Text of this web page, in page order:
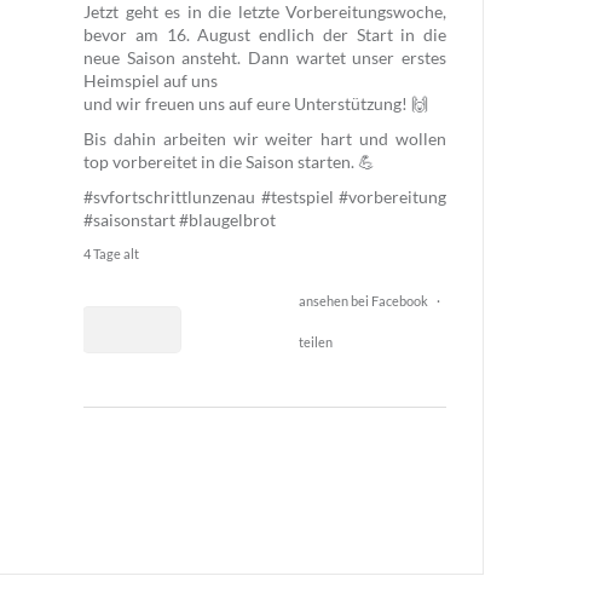
Jetzt geht es in die letzte Vorbereitungswoche,
bevor am 16. August endlich der Start in die
neue Saison ansteht. Dann wartet unser erstes
Heimspiel auf uns
und wir freuen uns auf eure Unterstützung! 🙌
Bis dahin arbeiten wir weiter hart und wollen
top vorbereitet in die Saison starten. 💪
#svfortschrittlunzenau #testspiel #vorbereitung
#saisonstart#blaugelbrot
4 Tage alt
ansehen bei Facebook ·
teilen
0